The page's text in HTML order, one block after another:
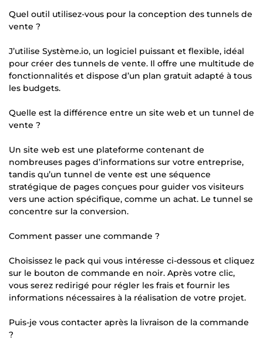
Quel outil utilisez-vous pour la conception des tunnels de
vente ?
J’utilise Système.io, un logiciel puissant et flexible, idéal
pour créer des tunnels de vente. Il offre une multitude de
fonctionnalités et dispose d’un plan gratuit adapté à tous
les budgets.
Quelle est la différence entre un site web et un tunnel de
vente ?
Un site web est une plateforme contenant de
nombreuses pages d’informations sur votre entreprise,
tandis qu’un tunnel de vente est une séquence
stratégique de pages conçues pour guider vos visiteurs
vers une action spécifique, comme un achat. Le tunnel se
concentre sur la conversion.
Comment passer une commande ?
Choisissez le pack qui vous intéresse ci-dessous et cliquez
sur le bouton de commande en noir. Après votre clic,
vous serez redirigé pour régler les frais et fournir les
informations nécessaires à la réalisation de votre projet.
Puis-je vous contacter après la livraison de la commande
?